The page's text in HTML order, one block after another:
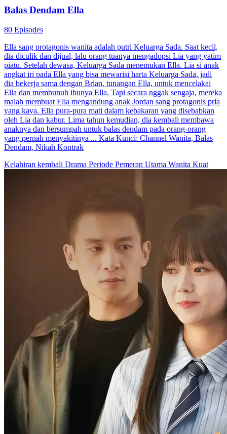
Balas Dendam Ella
80 Episodes
Ella sang protagonis wanita adalah putri Keluarga Sada. Saat kecil,
dia diculik dan dijual, lalu orang tuanya mengadopsi Lia yang yatim
piatu. Setelah dewasa, Keluarga Sada menemukan Ella. Lia si anak
angkat iri pada Ella yang bisa mewarisi harta Keluarga Sada, jadi
dia bekerja sama dengan Brian, tunangan Ella, untuk mencelakai
Ella dan membunuh ibunya Ella. Tapi secara nggak sengaja, mereka
malah membuat Ella mengandung anak Jordan sang protagonis pria
yang kaya. Ella pura-pura mati dalam kebakaran yang disebabkan
oleh Lia dan kabur. Lima tahun kemudian, dia kembali membawa
anaknya dan bersumpah untuk balas dendam pada orang-orang
yang pernah menyakitinya ... Kata Kunci: Channel Wanita, Balas
Dendam, Nikah Kontrak
Kelahiran kembali Drama Periode Pemeran Utama Wanita Kuat